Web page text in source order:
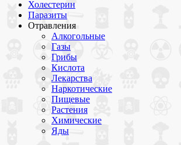
Холестерин
Паразиты
Отравления
Алкогольные
Газы
Грибы
Кислота
Лекарства
Наркотические
Пищевые
Растения
Химические
Яды